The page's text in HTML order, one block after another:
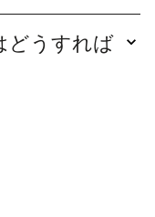
どうすれば